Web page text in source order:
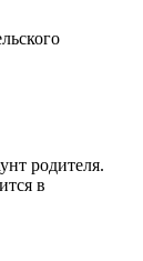
родителя.
в